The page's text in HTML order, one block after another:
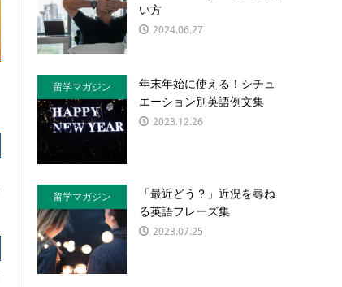
い方
2024.06.27
留学マガジン
年末年始に使える！シチュ
エーション別英語例文集
2023.12.26
留学マガジン
「最近どう？」近況を尋ね
る英語フレーズ集
2023.07.25